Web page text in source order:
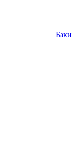
Баки